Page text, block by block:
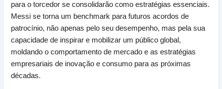
para o torcedor se consolidarão como estratégias essenciais.
Messi se torna um benchmark para futuros acordos de
patrocínio, não apenas pelo seu desempenho, mas pela sua
capacidade de inspirar e mobilizar um público global,
moldando o comportamento de mercado e as estratégias
empresariais de inovação e consumo para as próximas
décadas.